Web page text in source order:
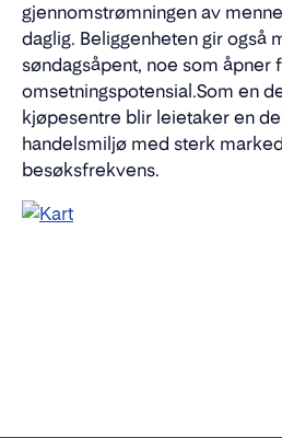
gjennomstrømningen av
daglig. Beliggenheten gir også
søndagsåpent, noe som åpner
omsetningspotensial.Som en
kjøpesentre blir leietaker en
handelsmiljø med sterk
besøksfrekvens.